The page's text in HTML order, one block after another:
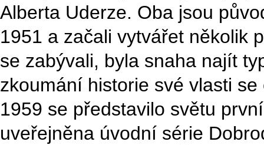
Alberta Uderze. Oba jsou
1951 a začali vytvářet několik
se zabývali, byla snaha najít
zkoumání historie své vlasti
1959 se představilo světu
uveřejněna úvodní série